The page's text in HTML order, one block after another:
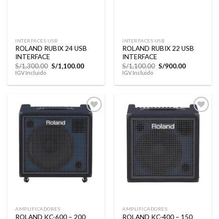
INTERFACES USB
ROLAND RUBIX 24 USB
INTERFACE
S/1,300.00 El
precio
era:
S/1,100.00El
es:
IGV Incluido
INTERFACES USB
ROLAND RUBIX 22 USB
INTERFACE
S/1,100.00 El
era:
S/900.00El
es:
IGV Incluido
Añadir
a la
lista de
deseos
AMPLIFICADORES
ROLAND KC-600 – 200
Añadir
a la
lista de
deseos
AMPLIFICADORES
ROLAND KC-400 – 150